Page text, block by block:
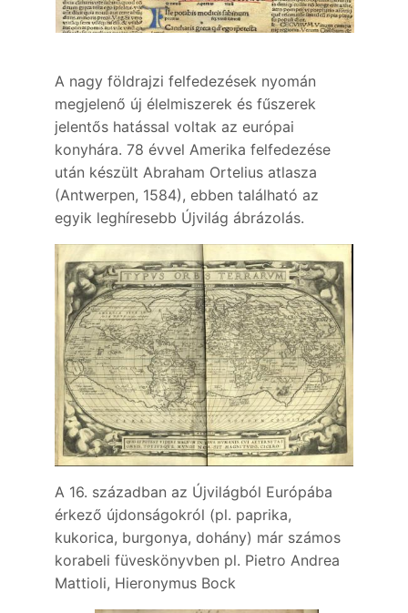
A nagy földrajzi felfedezések nyomán
megjelenő új élelmiszerek és fűszerek
jelentős hatással voltak az európai
konyhára. 78 évvel Amerika felfedezése
után készült Abraham Ortelius atlasza
(Antwerpen, 1584), ebben található az
egyik leghíresebb Újvilág ábrázolás.
A 16. században az Újvilágból Európába
érkező újdonságokról (pl. paprika,
kukorica, burgonya, dohány) már számos
korabeli füveskönyvben pl. Pietro Andrea
Mattioli, Hieronymus Bock